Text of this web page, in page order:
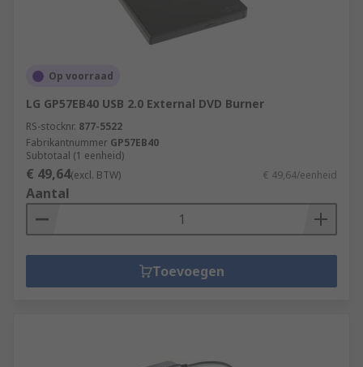
Op voorraad
LG GP57EB40 USB 2.0 External DVD Burner
RS-stocknr. 877-5522
Fabrikantnummer GP57EB40
Subtotaal (1 eenheid)
€ 49,64(excl. BTW) € 49,64/eenheid
Aantal
Toevoegen